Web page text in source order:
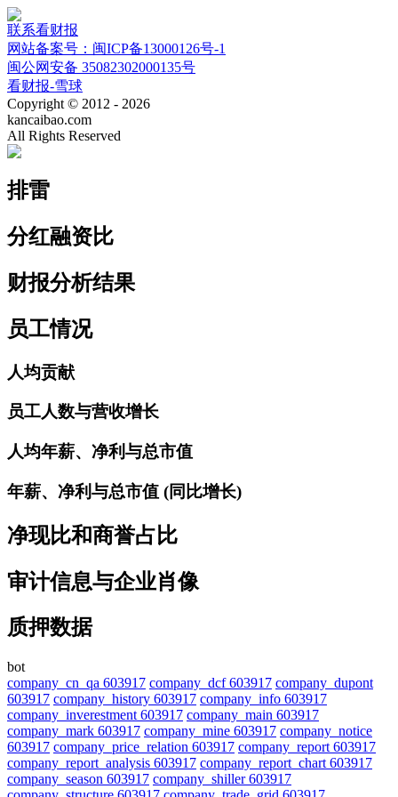
联系看财报
网站备案号：闽ICP备13000126号-1
闽公网安备 35082302000135号
看财报-雪球
Copyright © 2012 - 2026
kancaibao.com
All Rights Reserved
排雷
分红融资比
财报分析结果
员工情况
人均贡献
员工人数与营收增长
人均年薪、净利与总市值
年薪、净利与总市值 (同比增长)
净现比和商誉占比
审计信息与企业肖像
质押数据
bot
company_cn_qa 603917 company_dcf 603917 company_dupont
603917 company_history 603917 company_info 603917
company_inverestment 603917 company_main 603917
company_mark 603917 company_mine 603917 company_notice
603917 company_price_relation 603917 company_report 603917
company_report_analysis 603917 company_report_chart 603917
company_season 603917 company_shiller 603917